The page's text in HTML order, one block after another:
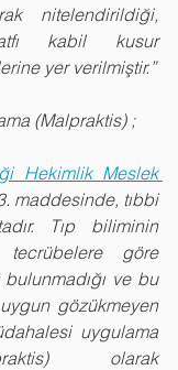
nitelendirildiği,
kabil kusur
yer verilmiştir.”
(Malpraktis) ;
Hekimlik Meslek
maddesinde, tıbbi
Tıp biliminin
tecrübelere göre
ve bu
gözükmeyen
uygulama
olarak